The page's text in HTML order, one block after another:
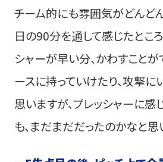
チーム的にも雰囲気がどんど
日の90分を通して感じたとこ
シャーが早い分、かわすこと
ースに持っていけたり、攻撃
思いますが、プレッシャーに感
も、まだまだだったのかなと思